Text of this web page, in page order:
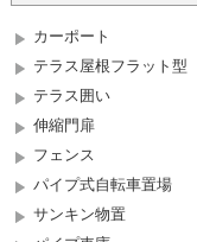
カーポート
テラス屋根フラット型
テラス囲い
伸縮門扉
フェンス
パイプ式自転車置場
サンキン物置